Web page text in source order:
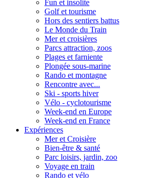
Fun et insolite
Golf et tourisme
Hors des sentiers battus
Le Monde du Train
Mer et croisières
Parcs attraction, zoos
Plages et farniente
Plongée sous-marine
Rando et montagne
Rencontre avec...
Ski - sports hiver
Vélo - cyclotourisme
Week-end en Europe
Week-end en France
Expériences
Mer et Croisière
Bien-être & santé
Parc loisirs, jardin, zoo
Voyage en train
Rando et vélo